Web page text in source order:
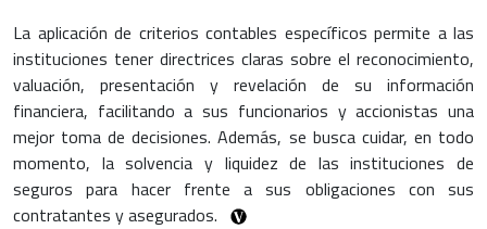
La aplicación de criterios contables específicos permite a las
instituciones tener directrices claras sobre el reconocimiento,
valuación, presentación y revelación de su información
financiera, facilitando a sus funcionarios y accionistas una
mejor toma de decisiones. Además, se busca cuidar, en todo
momento, la solvencia y liquidez de las instituciones de
seguros para hacer frente a sus obligaciones con sus
contratantes y asegurados.